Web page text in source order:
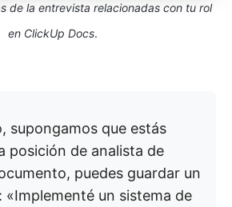
de la entrevista relacionadas con tu rol
en ClickUp Docs.
supongamos que estás
posición de analista de
puedes guardar un
«Implementé un sistema de